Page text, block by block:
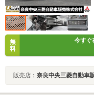
無
料
今すぐ
販売店： 奈良中央三菱自動車